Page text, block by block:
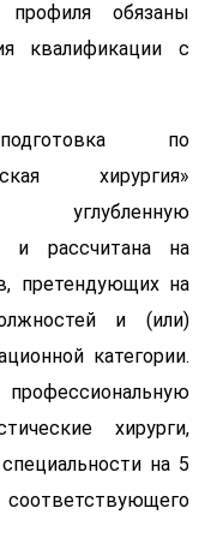
обязаны
квалификации с
по
хирургия»
углубленную
и рассчитана на
претендующих на
и (или)
категории.
хирурги,
на 5